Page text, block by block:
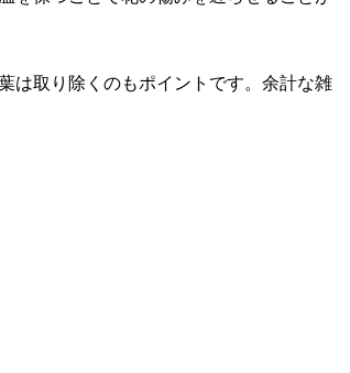
は取り除くのもポイントです。余計な雑